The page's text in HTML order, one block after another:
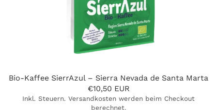
Ausverkauft
Bio-Kaffee SierrAzul – Sierra Nevada de Santa Marta
€10,50 EUR
Inkl. Steuern. Versandkosten werden beim Checkout
berechnet.